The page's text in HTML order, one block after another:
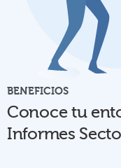
BENEFICIOS
Conoce tu
Informes